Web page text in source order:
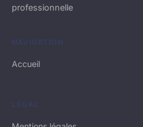
professionnelle
NAVIGATION
Accueil
LÉGAL